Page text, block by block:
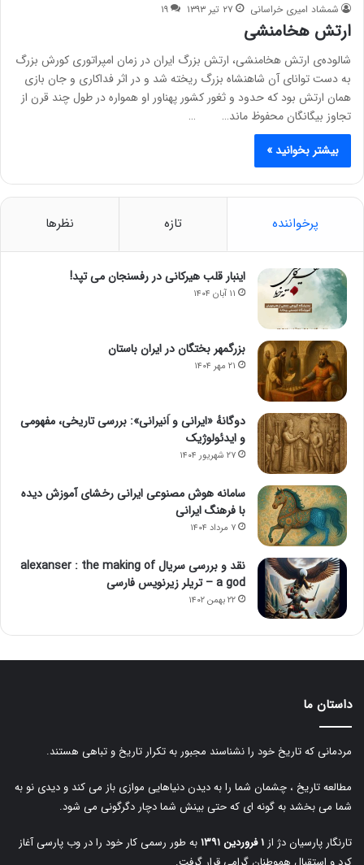
شمشاد امیری خراسانی ۲۷ تیر ۱۳۹۳ ۱۹
ارتش هخامنشی
شالوده‌ی ارتش هخامنشی، ارتش بزرگ ایران در زمان امپراتوری کورش بزرگ
به دست توانای آن شاهنشاه بزرگ ریخته شد و در اثر فداکاری و جان بازی
همان ارتش بود که حدود و ثغور کشور پهناور او همواره در طول چند قرن از
تجاوز بیگانگان محفوظ ماند… …
بیشتر بخوانید »
پرخواننده تازه نظرها
اینبار قلب هیرکانی در رفسنجان می تپد!
۱۱ آبان ۱۴۰۴
بزرگمهر بختگان در ایران باستان
۲۱ مهر ۱۴۰۴
دوگانهٔ «ایرانی و اَنیرانی»: بررسی تاریخی، مفهومی
و ایدئولوژیک
۲۷ شهریور ۱۴۰۴
سامانه هوش مصنوعی ایرانی رخشای آموزش دیده
با فرهنگ ایرانی
۷ مرداد ۱۴۰۴
نقد و بررسی سریال alexanser : the making of
a god – تریلر زیرنویس فارسی
۲۲ بهمن ۱۴۰۲
داستان ما
مردمانی که تاریخ خود را نشناسند مجبور به تکرار تاریخ و تباهی هستند.
مطالعه تاریخ ، چشمان شما را به دیدن دنیاهایی موازی باز می کند و دیدی نو به
شما می بخشد به گونه ای که حتی بینش شما دچار دگرگونی می شود.
تارنگار پارسیان دژ از ۱ فروردین ۱۳۹۱
به طور رسمی کار خود را در وب پارسی آغاز